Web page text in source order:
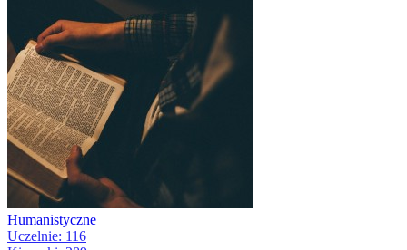
Humanistyczne
Uczelnie: 116